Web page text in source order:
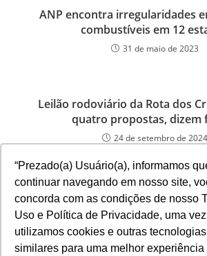
“Prezado(a) Usuário(a), informamos
continuar navegando em nosso site,
concorda com as condições de nosso
Uso e Política de Privacidade, uma
utilizamos cookies e outras tecnologias
similares para uma melhor experiência
ANP encontra irregularidades
combustíveis em 12
31 de maio de 2023
Leilão rodoviário da Rota dos
quatro propostas, dizem
24 de setembro de 2024